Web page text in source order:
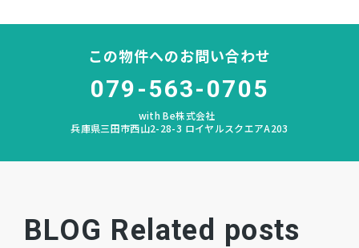
鹿の子台
現況 完成済
この物件へのお問い合わせ
079-563-0705
with Be株式会社
兵庫県三田市西山2-28-3 ロイヤルスクエアA203
BLOG Related posts